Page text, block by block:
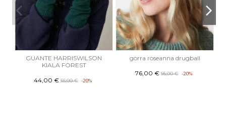
GUANTE HARRISWILSON
KIALA FOREST
44,00 € 55,00 € -20%
gorra roseanna drugball
76,00 € 95,00 € -20%